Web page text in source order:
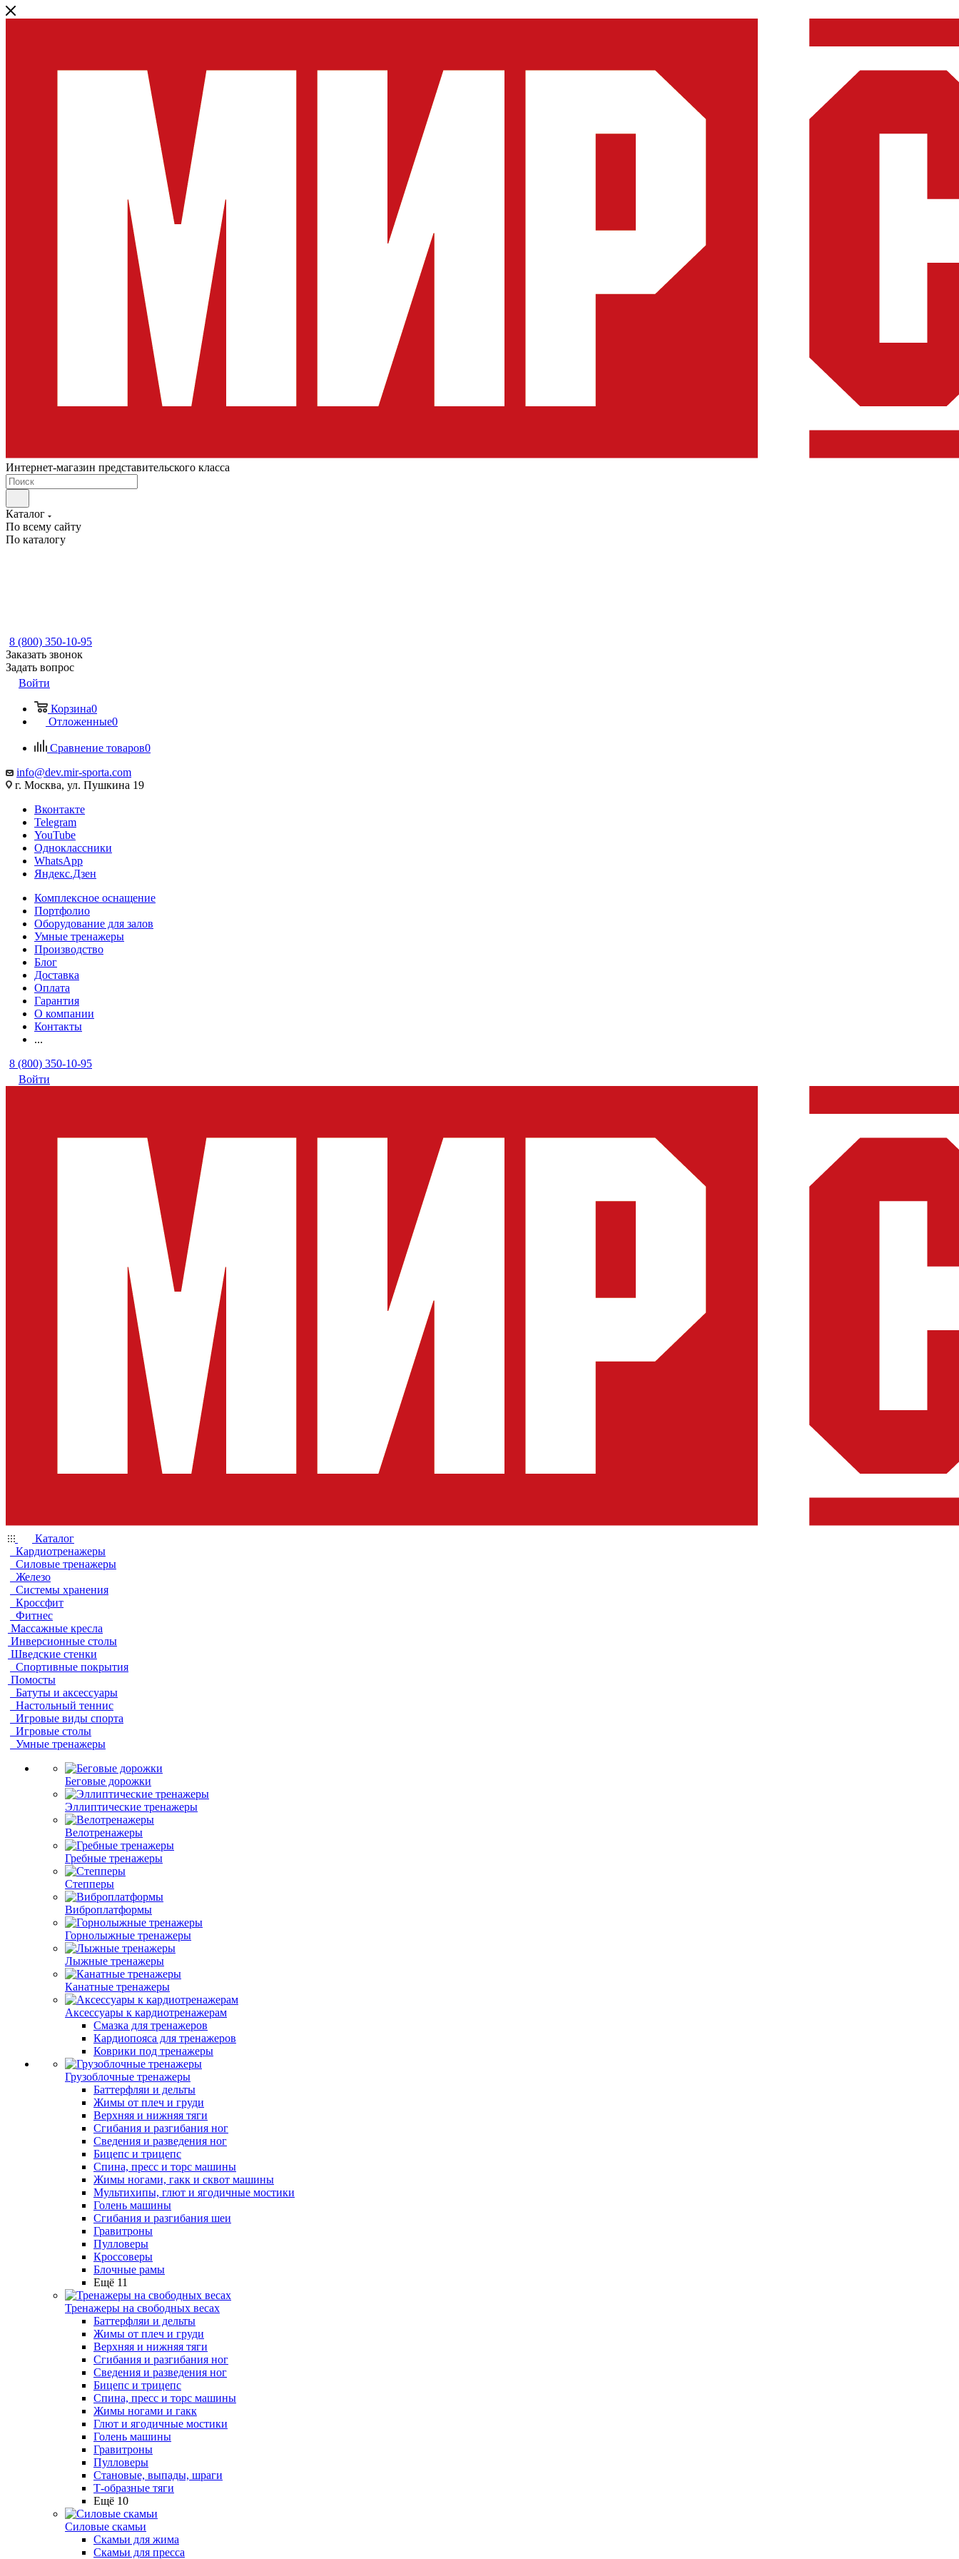
Интернет-магазин представительского класса
Каталог
По всему сайту
По каталогу
8 (800) 350-10-95
Заказать звонок
Задать вопрос
Войти
Корзина0
Отложенные0
Сравнение товаров0
info@dev.mir-sporta.com
г. Москва, ул. Пушкина 19
Вконтакте
Telegram
YouTube
Одноклассники
WhatsApp
Яндекс.Дзен
Комплексное оснащение
Портфолио
Оборудование для залов
Умные тренажеры
Производство
Блог
Доставка
Оплата
Гарантия
О компании
Контакты
...
8 (800) 350-10-95
Войти
Каталог
Кардиотренажеры
Силовые тренажеры
Железо
Системы хранения
Кроссфит
Фитнес
Массажные кресла
Инверсионные столы
Шведские стенки
Спортивные покрытия
Помосты
Батуты и аксессуары
Настольный теннис
Игровые виды спорта
Игровые столы
Умные тренажеры
Беговые дорожки
Эллиптические тренажеры
Велотренажеры
Гребные тренажеры
Степперы
Виброплатформы
Горнолыжные тренажеры
Лыжные тренажеры
Канатные тренажеры
Аксессуары к кардиотренажерам
Смазка для тренажеров
Кардиопояса для тренажеров
Коврики под тренажеры
Грузоблочные тренажеры
Баттерфляи и дельты
Жимы от плеч и груди
Верхняя и нижняя тяги
Сгибания и разгибания ног
Сведения и разведения ног
Бицепс и трицепс
Спина, пресс и торс машины
Жимы ногами, гакк и сквот машины
Мультихипы, глют и ягодичные мостики
Голень машины
Сгибания и разгибания шеи
Гравитроны
Пулловеры
Кроссоверы
Блочные рамы
Ещё 11
Тренажеры на свободных весах
Баттерфляи и дельты
Жимы от плеч и груди
Верхняя и нижняя тяги
Сгибания и разгибания ног
Сведения и разведения ног
Бицепс и трицепс
Спина, пресс и торс машины
Жимы ногами и гакк
Глют и ягодичные мостики
Голень машины
Гравитроны
Пулловеры
Становые, выпады, шраги
Т-образные тяги
Ещё 10
Силовые скамьи
Скамьи для жима
Скамьи для пресса